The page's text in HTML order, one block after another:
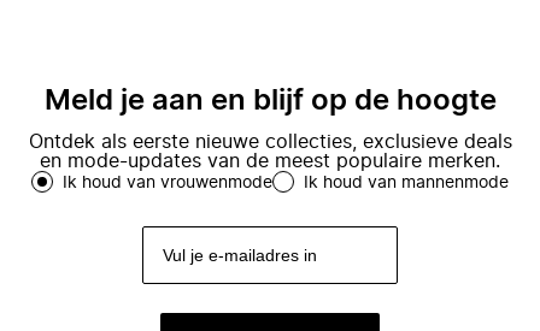
Meld je aan en blijf op de hoogte
Ontdek als eerste nieuwe collecties, exclusieve deals
en mode-updates van de meest populaire merken.
Ik houd van vrouwenmode Ik houd van mannenmode